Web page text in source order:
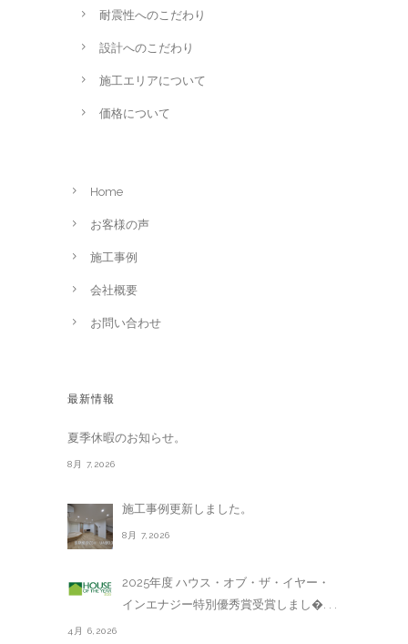
耐震性へのこだわり
設計へのこだわり
施工エリアについて
価格について
Home
お客様の声
施工事例
会社概要
お問い合わせ
最新情報
夏季休暇のお知らせ。
8月 7,2026
施工事例更新しました。
8月 7,2026
2025年度 ハウス・オブ・ザ・イヤー・
インエナジー特別優秀賞受賞しまし�. . .
4月 6,2026